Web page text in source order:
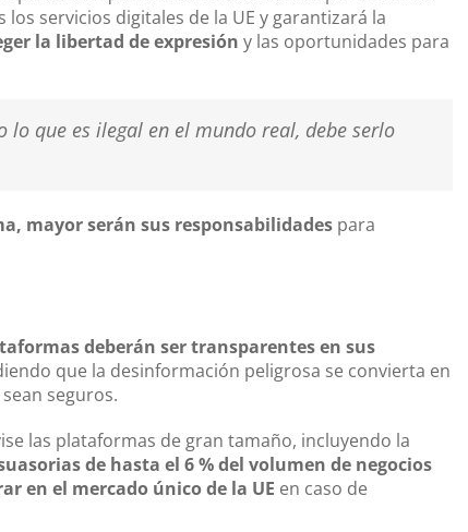
servicios digitales de la UE y garantizará la
la libertad de expresión y las oportunidades para
que es ilegal en el mundo real, debe serlo
mayor serán sus responsabilidadespara
deberán ser transparentes en sus
que la desinformación peligrosa se convierta en
seguros.
las plataformas de gran tamaño, incluyendo la
de hasta el 6 % del volumen de negocios
en el mercado único de la UE en caso de